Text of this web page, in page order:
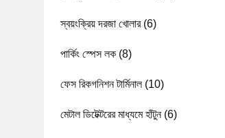
স্বয়ংক্রিয় দরজা খোলার(6)
পার্কিং স্পেস লক (8)
ফেস রিকগনিশন টার্মিনাল(10)
মেটাল ডিটেক্টরের মাধ্যমে হাঁটুন(6)